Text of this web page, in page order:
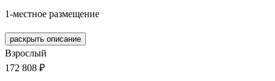
1-местное размещение
раскрыть описание
Взрослый
172 808 ₽